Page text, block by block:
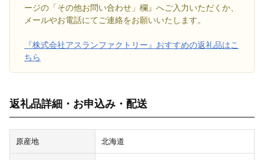
ージの「その他お問い合わせ」欄』へご入力いただくか、
メールやお電話にてご連絡をお願いいたします。
『株式会社アスランファクトリー』おすすめの返礼品はこ
ちら
返礼品詳細・お申込み・配送
原産地 北海道